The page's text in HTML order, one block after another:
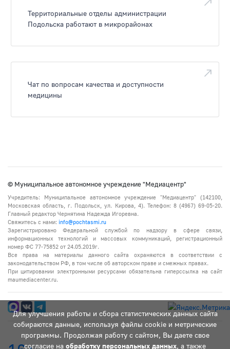
Территориальные отделы администрации
Подольска работают в микрорайонах
Чат по вопросам качества и доступности
медицины
Для улучшения работы и сбора статистических данных сайта
собираются данные, используя файлы cookie и метрические
программы. Продолжая работу с сайтом, Вы даете свое
согласие на обработку персональных данных, а также
© Муниципальное автономное учреждение "Медиацентр"
Учредитель: Муниципальное автономное учреждение "Медиацентр" (142100,
Московская область, г. Подольск, ул. Кирова, 4). Телефон: 8 (4967) 69-05-20.
Главный редактор Чернятина Надежда Игоревна.
Свяжитесь с нами: info@pochtasmi.ru
Зарегистрировано Федеральной службой по надзору в сфере связи,
информационных технологий и массовых коммуникаций, регистрационный
номер ФС 77-75852 от 24.05.2019г.
Все права на материалы данного сайта охраняются в соответствии с
законодательством РФ, в том числе об авторском праве и смежных правах.
При цитировании электронными ресурсами обязательна гиперссылка на сайт
maumediacenter.ru.